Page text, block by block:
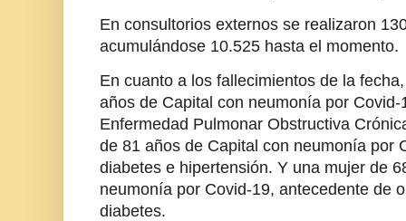
En consultorios externos se realizaron
acumulándose 10.525 hasta el momento.
En cuanto a los fallecimientos de la
años de Capital con neumonía por
Enfermedad Pulmonar Obstructiva
de 81 años de Capital con neumonía por
diabetes e hipertensión. Y una mujer de
neumonía por Covid-19, antecedente de
diabetes.